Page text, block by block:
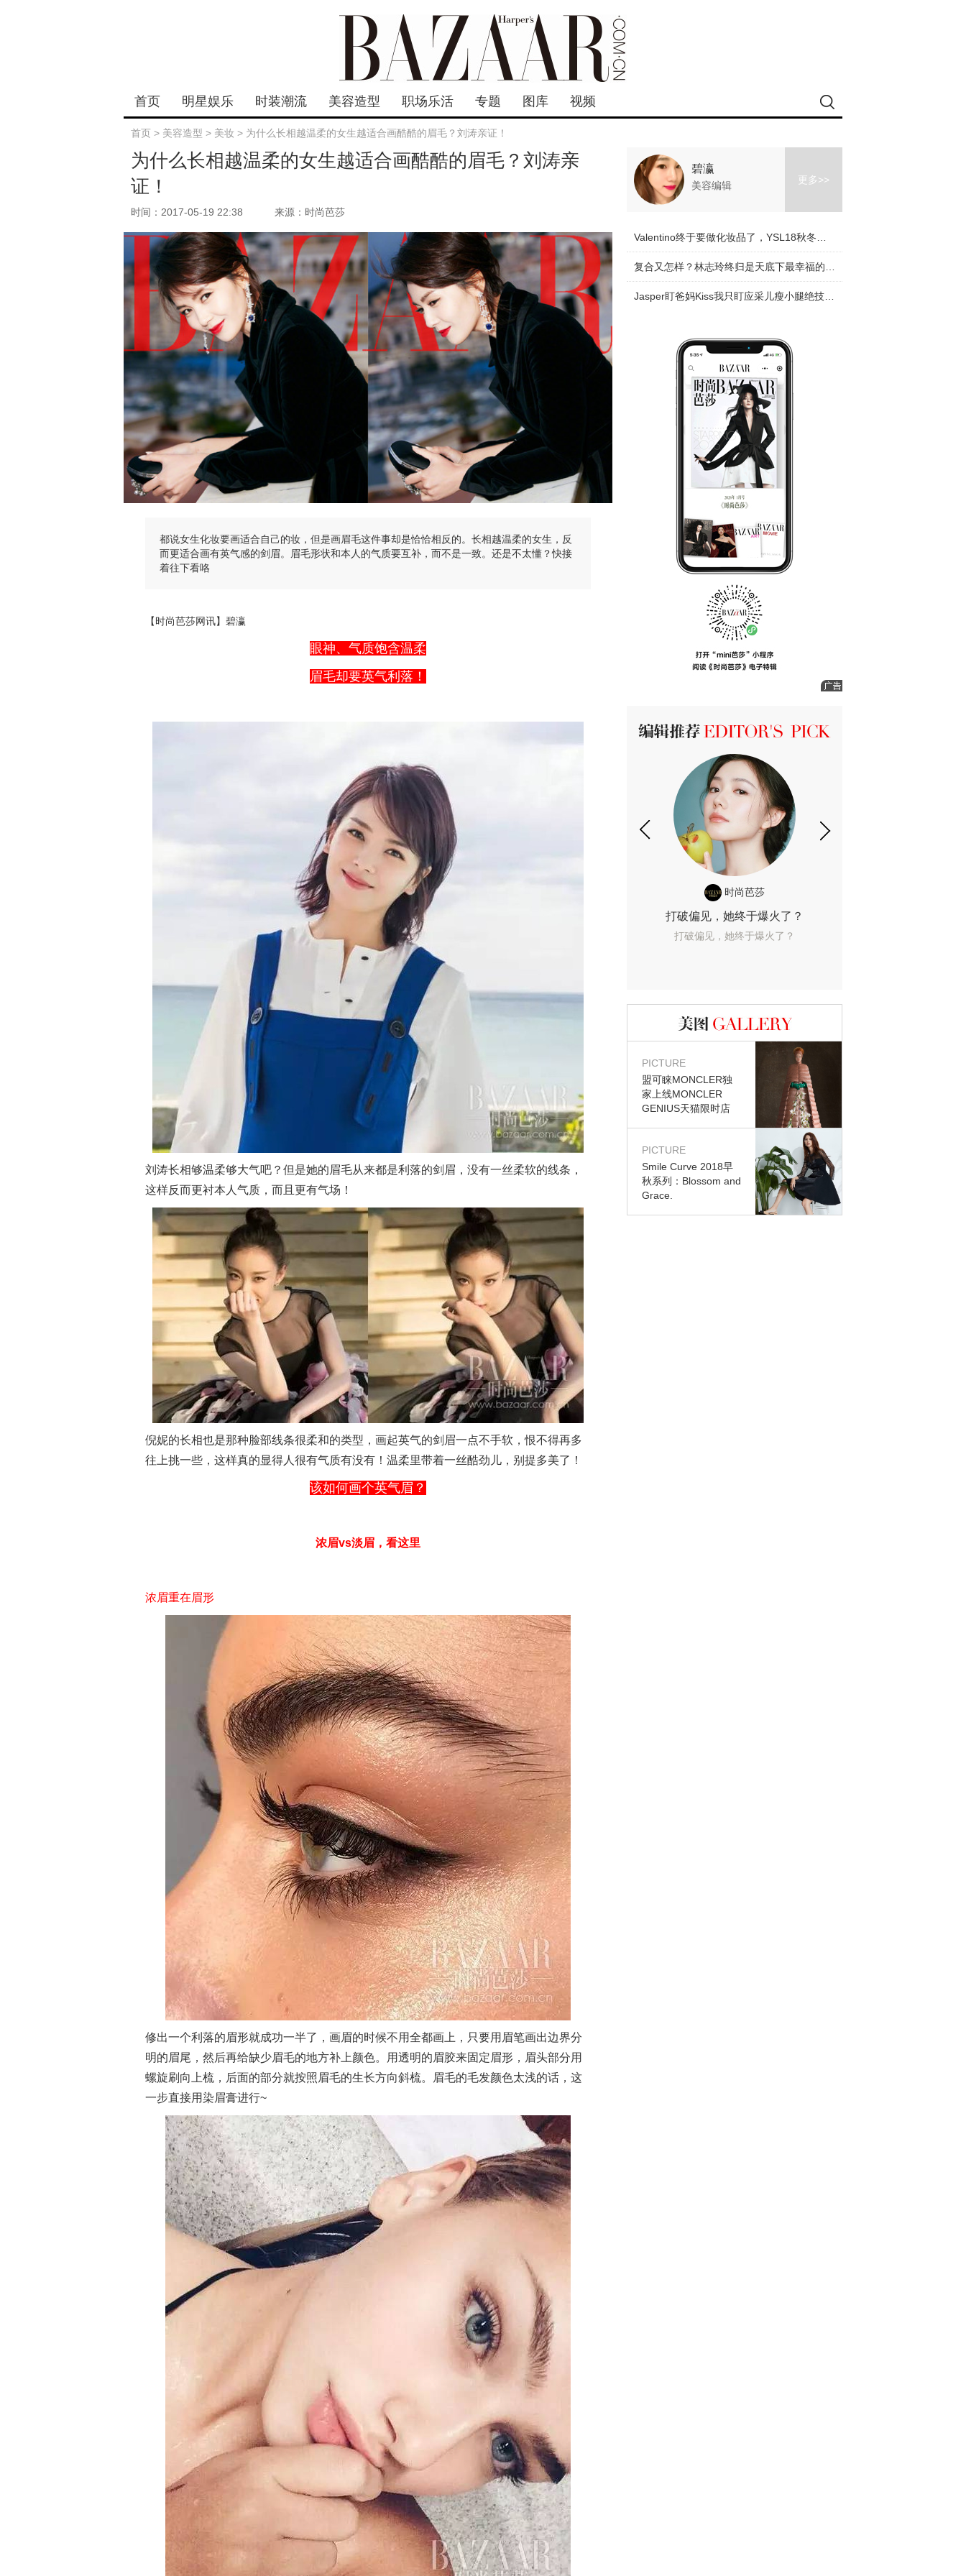
首页 明星娱乐 时装潮流 美容造型 职场乐活 专题 图库 视频
首页 > 美容造型 > 美妆 > 为什么长相越温柔的女生越适合画酷酷的眉毛？刘涛亲证！
为什么长相越温柔的女生越适合画酷酷的眉毛？刘涛亲
证！
时间：2017-05-19 22:38 来源：时尚芭莎
都说女生化妆要画适合自己的妆，但是画眉毛这件事却是恰恰相反的。长相越温柔的女生，反
而更适合画有英气感的剑眉。眉毛形状和本人的气质要互补，而不是一致。还是不太懂？快接
着往下看咯
【时尚芭莎网讯】碧瀛
眼神、气质饱含温柔
眉毛却要英气利落！
刘涛长相够温柔够大气吧？但是她的眉毛从来都是利落的剑眉，没有一丝柔软的线条，
这样反而更衬本人气质，而且更有气场！
倪妮的长相也是那种脸部线条很柔和的类型，画起英气的剑眉一点不手软，恨不得再多
往上挑一些，这样真的显得人很有气质有没有！温柔里带着一丝酷劲儿，别提多美了！
该如何画个英气眉？
浓眉vs淡眉，看这里
浓眉重在眉形
修出一个利落的眉形就成功一半了，画眉的时候不用全都画上，只要用眉笔画出边界分
明的眉尾，然后再给缺少眉毛的地方补上颜色。用透明的眉胶来固定眉形，眉头部分用
螺旋刷向上梳，后面的部分就按照眉毛的生长方向斜梳。眉毛的毛发颜色太浅的话，这
一步直接用染眉膏进行~
碧瀛
美容编辑 更多>>
时尚芭莎
打破偏见，她终于爆火了？
打破偏见，她终于爆火了？
图库
PICTURE
盟可睐MONCLER独
家上线MONCLER
GENIUS天猫限时店
PICTURE
Smile Curve 2018早
秋系列：Blossom and
Grace.